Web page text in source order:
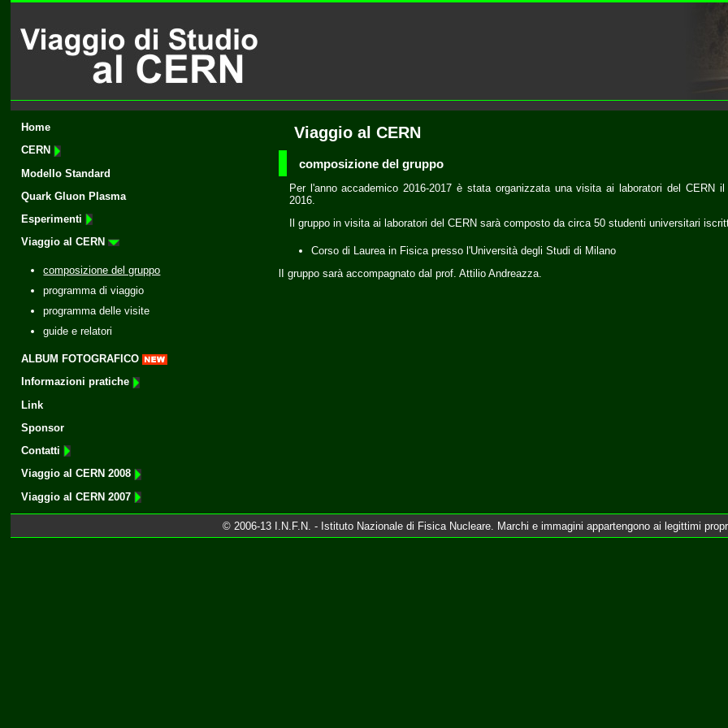
Home
CERN
Modello Standard
Quark Gluon Plasma
Esperimenti
Viaggio al CERN
composizione del gruppo
programma di viaggio
programma delle visite
guide e relatori
ALBUM FOTOGRAFICO
Informazioni pratiche
Link
Sponsor
Contatti
Viaggio al CERN 2008
Viaggio al CERN 2007
Viaggio al CERN
composizione del gruppo
Per l'anno accademico 2016-2017 è stata organizzata una visita ai laboratori del CERN il
2016.
Il gruppo in visita ai laboratori del CERN sarà composto da circa 50 studenti universitari
Corso di Laurea in Fisica presso l'Università degli Studi di Milano
lI gruppo sarà accompagnato dal prof. Attilio Andreazza.
© 2006-13 I.N.F.N. - Istituto Nazionale di Fisica Nucleare. Marchi e immagini appartengono ai legittimi